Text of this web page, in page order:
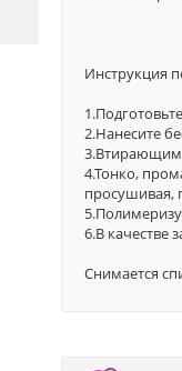
Инструкция
2.Нанесите
4.Тонко,
просушивая,
6.В качестве
Снимается